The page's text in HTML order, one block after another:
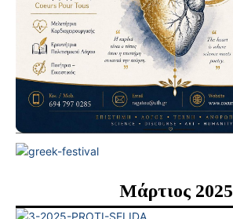
Μάρτιος 2025